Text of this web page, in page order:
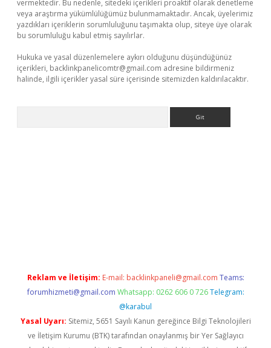
vermektedir. Bu nedenle, sitedeki içerikleri proaktif olarak denetleme
veya araştırma yükümlülüğümüz bulunmamaktadır. Ancak, üyelerimiz
yazdıkları içeriklerin sorumluluğunu taşımakta olup, siteye üye olarak
bu sorumluluğu kabul etmiş sayılırlar.
Hukuka ve yasal düzenlemelere aykırı olduğunu düşündüğünüz
içerikleri, backlinkpanelicomtr@gmail.com adresine bildirmeniz
halinde, ilgili içerikler yasal süre içerisinde sitemizden kaldırılacaktır.
Reklam ve İletişim: E-mail: backlinkpaneli@gmail.com Teams:
forumhizmeti@gmail.com Whatsapp: 0262 606 0 726 Telegram:
@karabul
Yasal Uyarı: Sitemiz, 5651 Sayılı Kanun gereğince Bilgi Teknolojileri
ve İletişim Kurumu (BTK) tarafından onaylanmış bir Yer Sağlayıcı